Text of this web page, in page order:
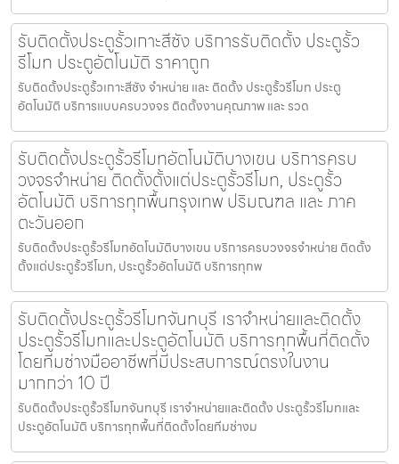
รับติดตั้งประตูรั้วเกาะสีชัง บริการรับติดตั้ง ประตูรั้ว
รีโมท ประตูอัตโนมัติ ราคาถูก
รับติดตั้งประตูรั้วเกาะสีชัง จำหน่าย และ ติดตั้ง ประตูรั้วรีโมท ประตู
อัตโนมัติ บริการแบบครบวงจร ติดตั้งงานคุณภาพ และ รวด
รับติดตั้งประตูรั้วรีโมทอัตโนมัติบางเขน บริการครบ
วงจรจำหน่าย ติดตั้งตั้งแต่ประตูรั้วรีโมท, ประตูรั้ว
อัตโนมัติ บริการทุกพื้นกรุงเทพ ปริมณฑล และ ภาค
ตะวันออก
รับติดตั้งประตูรั้วรีโมทอัตโนมัติบางเขน บริการครบวงจรจำหน่าย ติดตั้ง
ตั้งแต่ประตูรั้วรีโมท, ประตูรั้วอัตโนมัติ บริการทุกพ
รับติดตั้งประตูรั้วรีโมทจันทบุรี เราจำหน่ายและติดตั้ง
ประตูรั้วรีโมทและประตูอัตโนมัติ บริการทุกพื้นที่ติดตั้ง
โดยทีมช่างมืออาชีพที่มีประสบการณ์ตรงในงาน
มากกว่า 10 ปี
รับติดตั้งประตูรั้วรีโมทจันทบุรี เราจำหน่ายและติดตั้ง ประตูรั้วรีโมทและ
ประตูอัตโนมัติ บริการทุกพื้นที่ติดตั้งโดยทีมช่างม